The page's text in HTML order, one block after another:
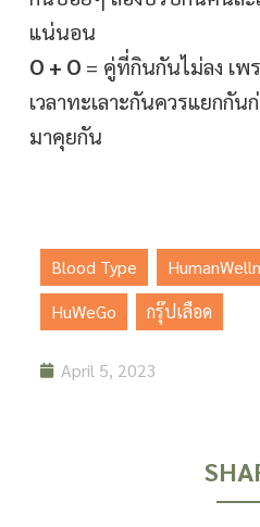
แน่นอน
O + O = คู่ที่กินกันไม่ลง เพ
เวลาทะเลาะกันควรแยกกั
มาคุยกัน
Blood Type
HuWeGo
กรุ๊ปเลือด
April 5, 2023